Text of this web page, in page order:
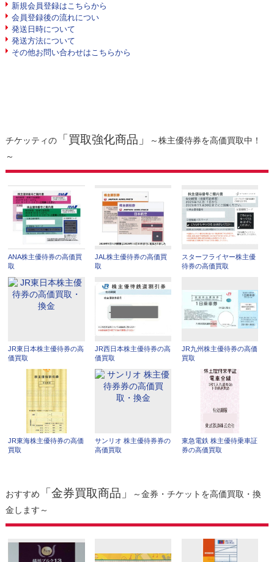
新規会員登録はこちらから
会員登録後の流れについ
発送日時について
発送方法について
その他お問い合わせはこちらから
チケッティの「買取強化商品」
～株主優待券を高価買取中！
～
ANA株主優待券の高価買
取
JAL株主優待券の高価買
取
スターフライヤー株主優
待券の高価買取
JR東日本株主優待券の高
価買取
JR西日本株主優待券の高
価買取
JR九州株主優待券の高価
買取
JR東海株主優待券の高価
買取
サンリオ 株主優待券券の
高価買取
東急電鉄 株主優待乗車証
券の高価買取
おすすめ 「金券買取商品」
～金券・チケットを高価買取・換
金します～